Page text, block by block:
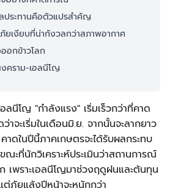
ประทานคือตัวแปรสำคัญ
เงียบที่น่ากังวลกว่าสภาพอากาศ
อกข้าวโลก
คราม-เอลนีโญ
ลนีโญ "กำลังแรง" เริ่มเร็วกว่าที่คาด
าจะเริ่มในเดือนมิ.ย. จากนั้นจะลากยาว
ดในปีนี้ภาคเกษตรจะได้รับผลกระทบ
ะที่นักวิเคราะห์ประเมินว่าสถานการณ์
เพราะเอลนีโญมาช่วงฤดูฝนและต้นทุน
ภัยแล้งปีหน้าจะหนักกว่า